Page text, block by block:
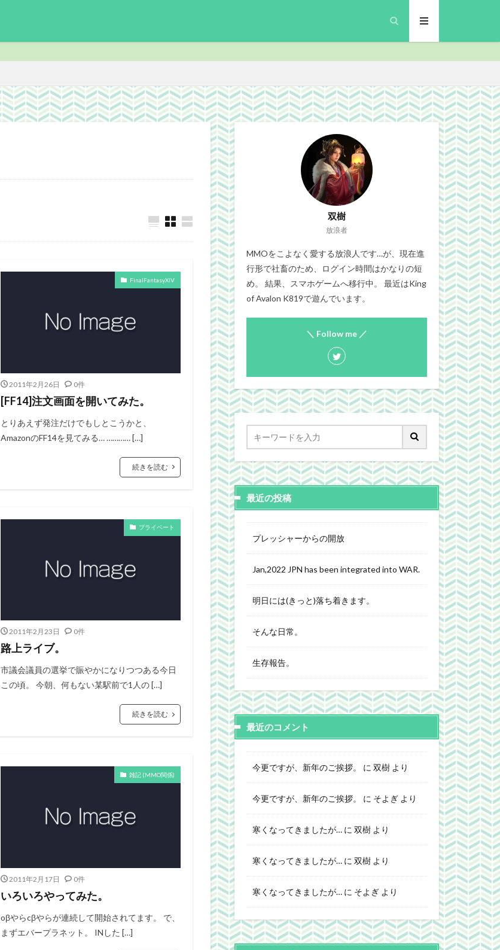
FinalFantasyXIV
2011年2月26日 0件
[FF14]注文画面を開いてみた。
とりあえず発注だけでもしとこうかと、
AmazonのFF14を見てみる… ………… […]
続きを読む
プライベート
2011年2月23日 0件
路上ライブ。
市議会議員の選挙で賑やかになりつつある今日
この頃。 今朝、何もない某駅前で1人の […]
続きを読む
雑記 (MMO関係)
2011年2月17日 0件
いろいろやってみた。
oβやらcβやらが連続して開始されてます。 で、
まずエバープラネット。 INした […]
双樹
放浪者
MMOをこよなく愛する放浪人です…が、現在進
行形で社畜のため、ログイン時間はかなりの短
め。 結果、スマホゲームへ移行中。 最近はKing
of Avalon K819で遊んでいます。
＼ Follow me ／
最近の投稿
プレッシャーからの開放
Jan,2022 JPN has been integrated into WAR.
明日には(きっと)落ち着きます。
そんな日常。
生存報告。
最近のコメント
今更ですが、新年のご挨拶。 に 双樹 より
今更ですが、新年のご挨拶。 に そよぎ より
寒くなってきましたが… に 双樹 より
寒くなってきましたが… に 双樹 より
寒くなってきましたが… に そよぎ より
download Facebook FF14 FinalFantasyⅪ
FinalFantasyXIV
mixiアプリ
Screenshot security
WebDesign
サービス終了
国政
雑記